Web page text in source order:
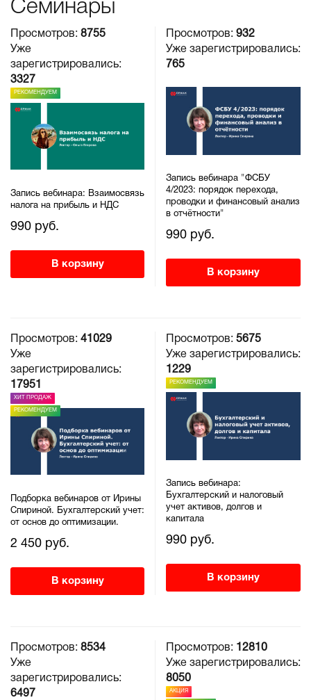
Семинары
Просмотров: 8755
Уже
зарегистрировались:
3327
РЕКОМЕНДУЕМ
Запись вебинара: Взаимосвязь
налога на прибыль и НДС
990 руб.
В корзину
Просмотров: 932
Уже зарегистрировались:
765
Запись вебинара "ФСБУ
4/2023: порядок перехода,
проводки и финансовый анализ
в отчётности"
990 руб.
В корзину
Просмотров: 41029
Уже
зарегистрировались:
17951
ХИТ ПРОДАЖ
РЕКОМЕНДУЕМ
Подборка вебинаров от Ирины
Спириной. Бухгалтерский учет:
от основ до оптимизации.
2 450 руб.
В корзину
Просмотров: 5675
Уже зарегистрировались:
1229
РЕКОМЕНДУЕМ
Запись вебинара:
Бухгалтерский и налоговый
учет активов, долгов и
капитала
990 руб.
В корзину
Просмотров: 8534
Уже
зарегистрировались:
6497
Просмотров:
12810
Уже зарегистрировались:
8050
АКЦИЯ